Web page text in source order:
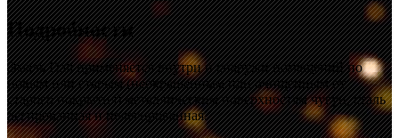
Подробности
Эмаль Dali применяется внутри и снаружи помещений по
новым или старым (неокрашенным или очищенным от
старого покрытия) металлическим поверхностям чугун, сталь
легированная и нелегированная.